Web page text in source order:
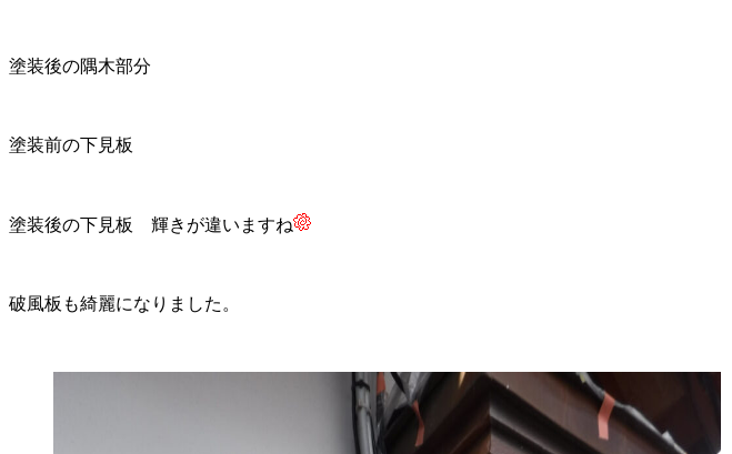
塗装後の隅木部分
塗装前の下見板
塗装後の下見板 輝きが違いますね
破風板も綺麗になりました。